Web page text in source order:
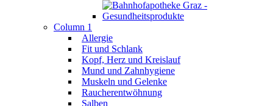
Column 1
Allergie
Fit und Schlank
Kopf, Herz und Kreislauf
Mund und Zahnhygiene
Muskeln und Gelenke
Raucherentwöhnung
Salben